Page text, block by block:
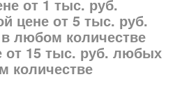
от 1 тыс. руб.
цене от 5 тыс. руб.
любом количестве
от 15 тыс. руб. любых
количестве